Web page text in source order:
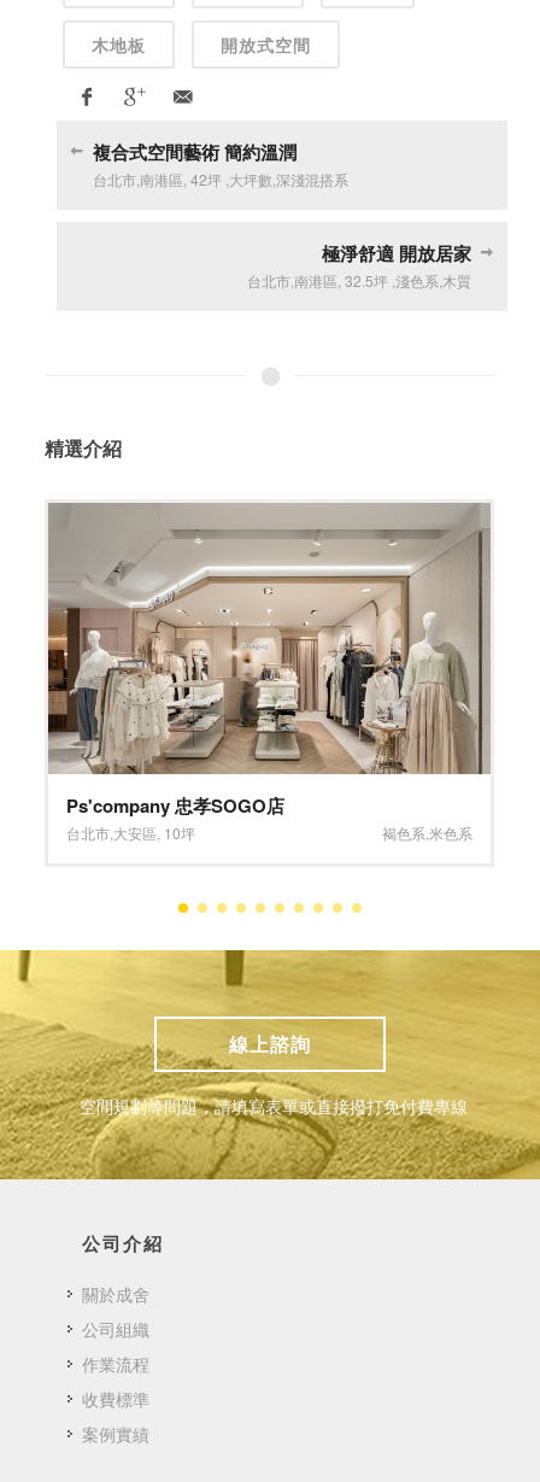
木地板 開放式空間
複合式空間藝術 簡約溫潤
台北市,南港區 ,42坪 大坪數 ,深淺混搭系
極淨舒適 開放居家
台北市,南港區 32.5坪, 淺色系 木質
精選介紹
新世代語彙 現代X古典
台南市,北區,24坪 深淺混搭系,木質
線上諮詢
空間規劃等問題，請填寫表單或直接撥打免付費專線
公司介紹
關於成舍
公司組織
作業流程
收費標準
案例實績